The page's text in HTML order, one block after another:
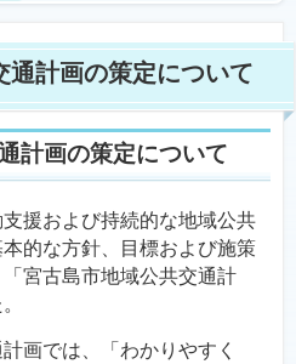
通計画の策定について
計画の策定について
援および持続的な地域公共
的な方針、目標および施策
宮古島市地域公共交通計
画では、「わかりやすく